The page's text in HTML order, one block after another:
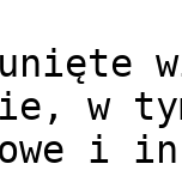
w
i